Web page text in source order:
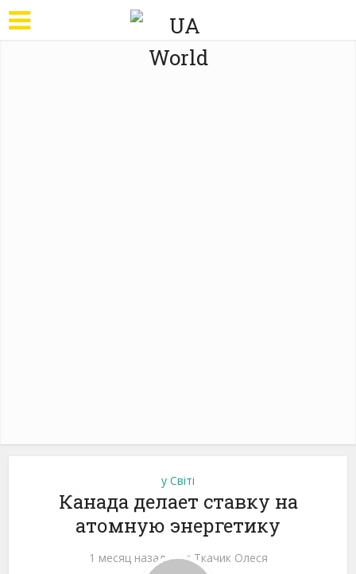
у Світі
Канада делает ставку на
атомную энергетику
1 месяц назад от Ткачик Олеся